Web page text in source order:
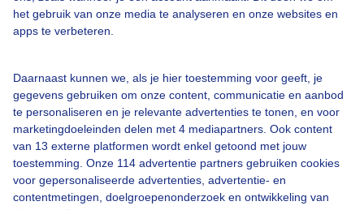
het gebruik van onze media te analyseren en onze websites en
apps te verbeteren.
Daarnaast kunnen we, als je hier toestemming voor geeft, je
gegevens gebruiken om onze content, communicatie en aanbod
te personaliseren en je relevante advertenties te tonen, en voor
marketingdoeleinden delen met 4 mediapartners. Ook content
van 13 externe platformen wordt enkel getoond met jouw
toestemming. Onze 114 advertentie partners gebruiken cookies
voor gepersonaliseerde advertenties, advertentie- en
contentmetingen, doelgroepenonderzoek en ontwikkeling van
Een moment geduld aub...